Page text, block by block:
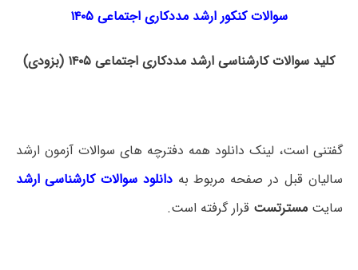
سوالات کنکور ارشد مددکاری اجتماعی ۱۴۰۵
کلید سوالات کارشناسی ارشد مددکاری اجتماعی ۱۴۰۵ (بزودی)
گفتنی است، لینک دانلود همه دفترچه های سوالات آزمون ارشد
سالیان قبل در صفحه مربوط بهدانلود سوالات کارشناسی ارشد
سایتمسترتست قرار گرفته است.